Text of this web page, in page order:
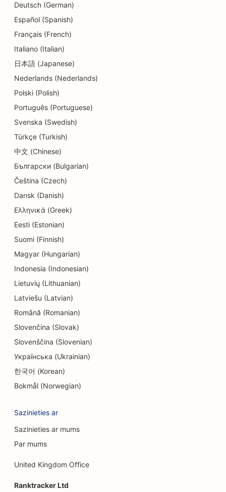
SEO dienas aprūpes centriem
SEO kosmētikas ķirurgiem
SEO detalizētiem veikaliem
SEO ēdinātājiem
SEO kēksiņu veikaliem
SEO izglītības un bērnu aprūpes pakalpojumiem
SEO Donut veikaliem
SEO ķīmiskajām tīrītavām
SEO elektronikas veikaliem
SEO inženiertehniskajiem uzņēmumiem
SEO endodontiem
SEO izklaidei un atpūtai
SEO izbēgšanas istabām
SEO restorāniem, kas darbojas no lauku
saimniecības līdz galdam
SEO sejas liftinga pakalpojumiem
SEO finanšu plānotājiem
SEO ātrās ēdināšanas restorāniem
Deutsch (German)
Español (Spanish)
Français (French)
Italiano (Italian)
日本語 (Japanese)
Nederlands (Nederlands)
Polski (Polish)
Português (Portuguese)
Svenska (Swedish)
Türkçe (Turkish)
中文 (Chinese)
Български (Bulgarian)
Čeština (Czech)
Dansk (Danish)
Ελληνικά (Greek)
Eesti (Estonian)
Suomi (Finnish)
Magyar (Hungarian)
Indonesia (Indonesian)
Lietuvių (Lithuanian)
Latviešu (Latvian)
Română (Romanian)
Slovenčina (Slovak)
Slovenščina (Slovenian)
Українська (Ukrainian)
한국어 (Korean)
Bokmål (Norwegian)
Sazinieties ar
Sazinieties ar mums
Par mums
United Kingdom Office
Ranktracker Ltd